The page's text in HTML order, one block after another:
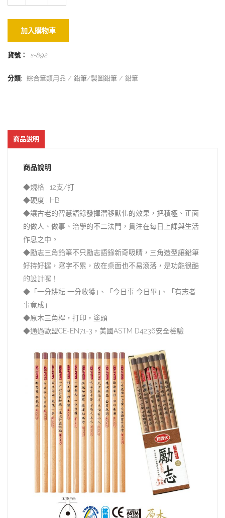
加入購物車
貨號： s-892.
分類: 綜合筆類用品 鉛筆/製圖鉛筆 鉛筆
商品說明
商品說明
◆規格 : 12支/打
◆硬度 : HB
◆讓古老的智慧語錄發揮潛移默化的效果，把積極、正面
的做人、做事、治學的不二法門，貫注在每日上課與生活
作息之中。
◆勵志三角鉛筆不只勵志語錄新奇吸睛，三角造型讓鉛筆
好持好握，寫字不累，放在桌面也不易滾落，是功能很酷
的設計喔！
◆「一分耕耘 一分收獲｣、「今日事 今日畢｣、「有志者
事竟成｣
◆原木三角桿，打印，塗頭
◆通過歐盟CE-EN71-3，美國ASTM D4236安全檢驗